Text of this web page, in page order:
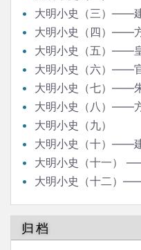
大明小史（三）——
大明小史（四）——
大明小史（五）——
大明小史（六）——
大明小史（七）——
大明小史（八）——
大明小史（九）
大明小史（十）——
大明小史（十一）
大明小史（十二）
归档